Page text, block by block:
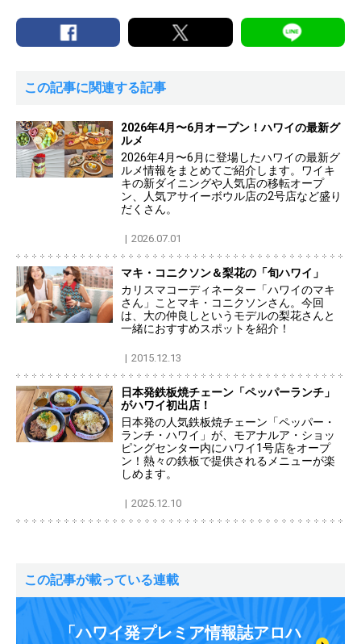
この記事に関連する記事
2026年4月〜6月オープン！ハワイの最新グ
ルメ
2026年4月〜6月に登場したハワイの最新グ
ルメ情報をまとめてご紹介します。ワイキ
キの新ダイニングや人気店の移転オープ
ン、人気アサイーボウル店の2号店など盛り
だくさん。
2026.07.01
マキ・コニクソン＆梨花の「旬ハワイ」
カリスマコーディネーター「ハワイのマキ
さん」ことマキ・コニクソンさん。今回
は、大の仲良しというモデルの梨花さんと
一緒におすすめスポットを紹介！
2015.12.13
日本発鉄板焼チェーン「ペッパーランチ」
がハワイ初出店！
日本発の人気鉄板焼チェーン「ペッパー・
ランチ・ハワイ」が、モアナルア・ショッ
ピングセンター内にハワイ1号店をオープ
ン！熱々の鉄板で提供されるメニューが楽
しめます。
2025.12.10
この記事が載っている連載
「ハワイ発プレミア情報誌アロハ